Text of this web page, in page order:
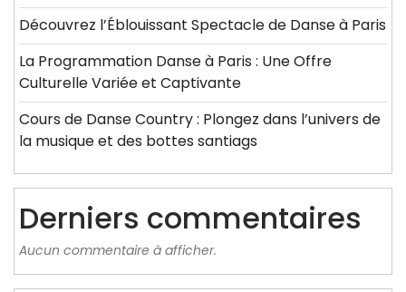
Découvrez l’Éblouissant Spectacle de Danse à Paris
La Programmation Danse à Paris : Une Offre
Culturelle Variée et Captivante
Cours de Danse Country : Plongez dans l’univers de
la musique et des bottes santiags
Derniers commentaires
Aucun commentaire à afficher.